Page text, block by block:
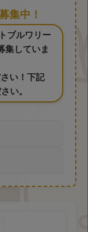
集中！
ブルワリー
集していま
い！下記
い。